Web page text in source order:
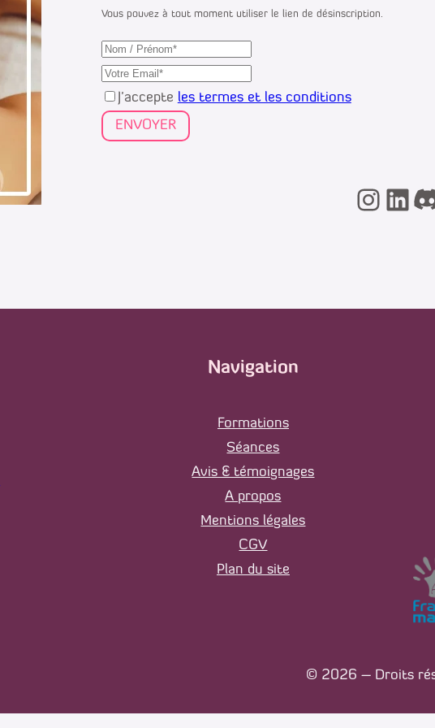
Vous pouvez à tout moment utiliser le lien de désinscription.
J’accepte les termes et les conditions
Navigation
Formations
Séances
Avis & témoignages
A propos
Mentions légales
CGV
Plan du site
© 2026 – Droits